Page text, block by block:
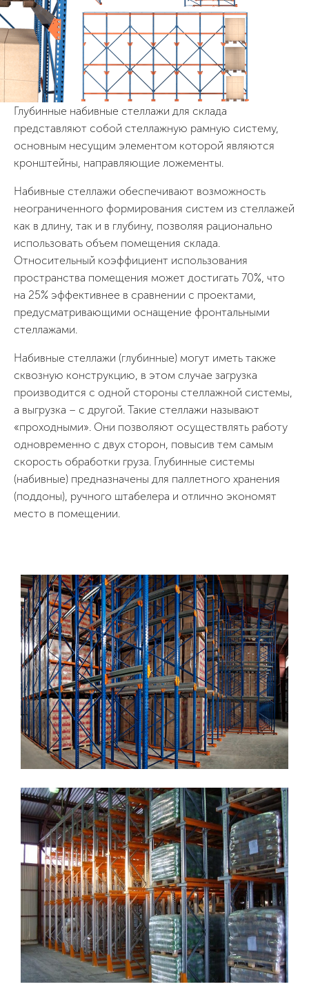
Глубинные набивные стеллажи для склада
представляют собой стеллажную рамную систему,
основным несущим элементом которой являются
кронштейны, направляющие ложементы.
Набивные стеллажи обеспечивают возможность
неограниченного формирования систем из стеллажей
как в длину, так и в глубину, позволяя рационально
использовать объем помещения склада.
Относительный коэффициент использования
пространства помещения может достигать 70%, что
на 25% эффективнее в сравнении с проектами,
предусматривающими оснащение фронтальными
стеллажами.
Набивные стеллажи (глубинные) могут иметь также
сквозную конструкцию, в этом случае загрузка
производится с одной стороны стеллажной системы,
а выгрузка – с другой. Такие стеллажи называют
«проходными». Они позволяют осуществлять работу
одновременно с двух сторон, повысив тем самым
скорость обработки груза. Глубинные системы
(набивные) предназначены для паллетного хранения
(поддоны), ручного штабелера и отлично экономят
место в помещении.